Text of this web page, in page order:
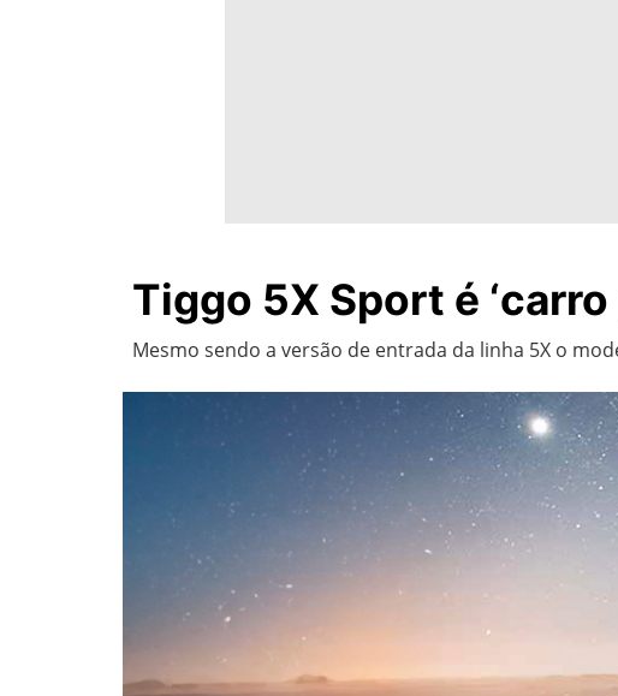
Tiggo 5X Sport é
Mesmo sendo a versão de entrada da linha 5X o